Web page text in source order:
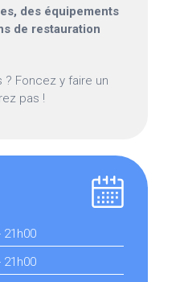
des équipements
de restauration
? Foncez y faire un
pas !
21h00
21h00